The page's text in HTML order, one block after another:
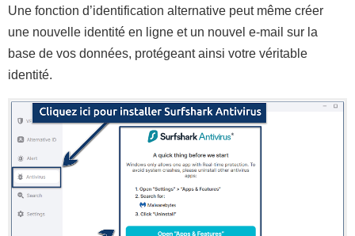
Une fonction d’identification alternative peut même créer
une nouvelle identité en ligne et un nouvel e-mail sur la
base de vos données, protégeant ainsi votre véritable
identité.